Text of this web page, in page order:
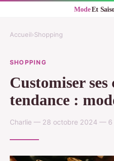
Accueil›Shopping
SHOPPING
Customiser ses
tendance :
Charlie — 28 octobre 2024 — 6